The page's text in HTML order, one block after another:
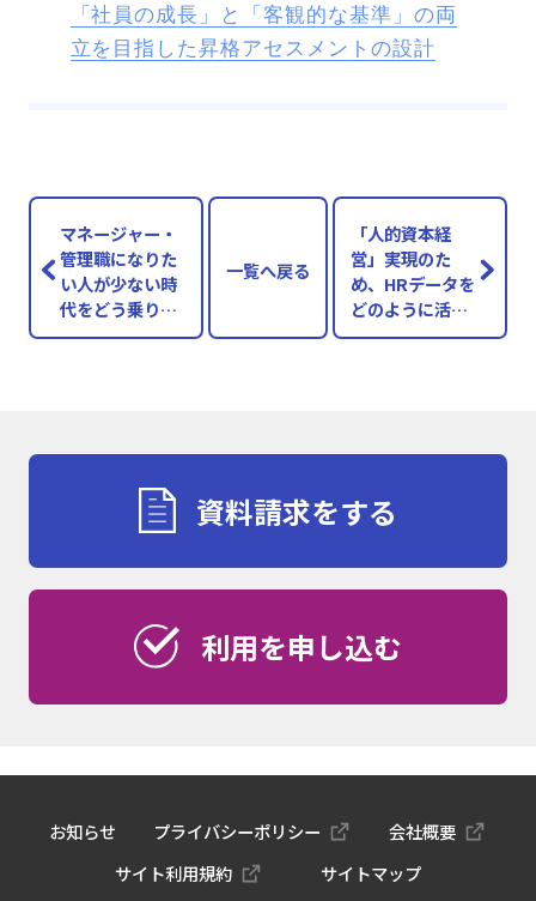
「社員の成長」と「客観的な基準」の両
立を目指した昇格アセスメントの設計
マネージャー・
管理職になりた
い人が少ない時
代をどう乗り切
るか ～管理職意
一覧へ戻る
「人的資本経
営」実現のた
め、HRデータを
どのように活用
していくべきか
資料請求をする
利用を申し込む
お知らせ プライバシーポリシー
会社概要
サイト利用規約
サイトマップ